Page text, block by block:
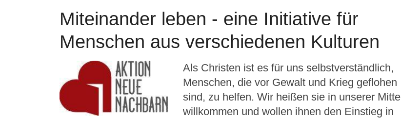
Miteinander leben - eine Initiative für
Menschen aus verschiedenen Kulturen
Als Christen ist es für uns selbstverständlich,
Menschen, die vor Gewalt und Krieg geflohen
sind, zu helfen. Wir heißen sie in unserer Mitte
willkommen und wollen ihnen den Einstieg in